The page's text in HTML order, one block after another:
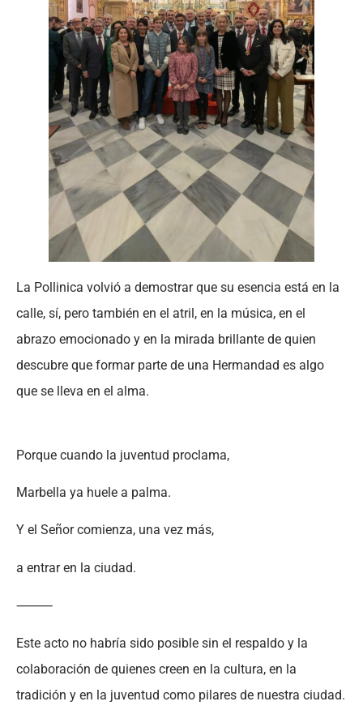
La Pollinica volvió a demostrar que su esencia está en la
calle, sí, pero también en el atril, en la música, en el
abrazo emocionado y en la mirada brillante de quien
descubre que formar parte de una Hermandad es algo
que se lleva en el alma.
Porque cuando la juventud proclama,
Marbella ya huele a palma.
Y el Señor comienza, una vez más,
a entrar en la ciudad.
⸻
Este acto no habría sido posible sin el respaldo y la
colaboración de quienes creen en la cultura, en la
tradición y en la juventud como pilares de nuestra ciudad.